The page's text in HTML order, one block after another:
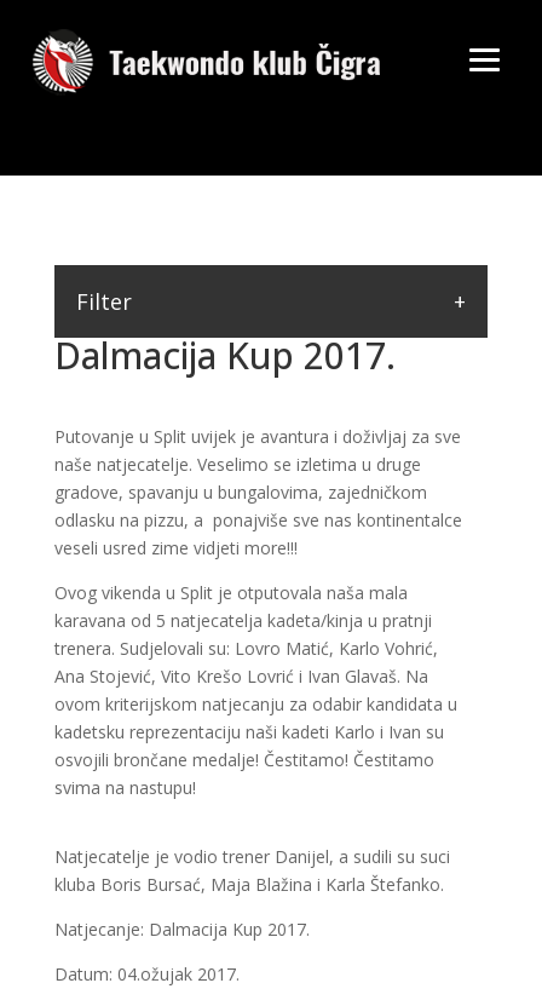
Dalmacija Kup 2017.
Putovanje u Split uvijek je avantura i doživljaj za sve
naše natjecatelje. Veselimo se izletima u druge
gradove, spavanju u bungalovima, zajedničkom
odlasku na pizzu, a ponajviše sve nas kontinentalce
veseli usred zime vidjeti more!!!
Ovog vikenda u Split je otputovala naša mala
karavana od 5 natjecatelja kadeta/kinja u pratnji
trenera. Sudjelovali su: Lovro Matić, Karlo Vohrić,
Ana Stojević, Vito Krešo Lovrić i Ivan Glavaš. Na
ovom kriterijskom natjecanju za odabir kandidata u
kadetsku reprezentaciju naši kadeti Karlo i Ivan su
osvojili brončane medalje! Čestitamo! Čestitamo
svima na nastupu!
Natjecatelje je vodio trener Danijel, a sudili su suci
kluba Boris Bursać, Maja Blažina i Karla Štefanko.
Natjecanje: Dalmacija Kup 2017.
Datum: 04.ožujak 2017.
Filter